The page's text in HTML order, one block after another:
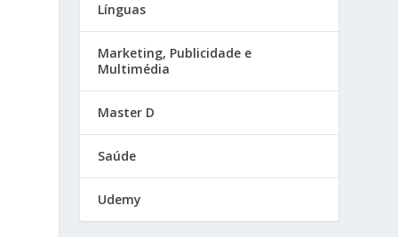
Línguas
Marketing, Publicidade e
Multimédia
Master D
Saúde
Udemy